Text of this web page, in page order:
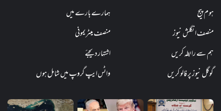
ہوم پیج
ہمارے بارے میں
منصف انگلش نیوز
منصف میٹریمونی
ہم سے رابطہ کریں
اشتہار دیجئے
گوگل نیوز پر فالو کریں
واٹس ایپ گروپ میں شامل ہوں